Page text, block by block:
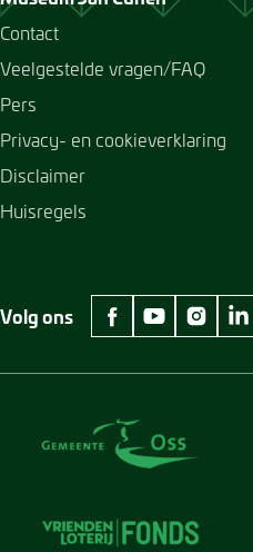
Contact
Veelgestelde vragen/FAQ
Pers
Privacy- en cookieverklaring
Disclaimer
Huisregels
Volg ons
facebook Museum
youtube